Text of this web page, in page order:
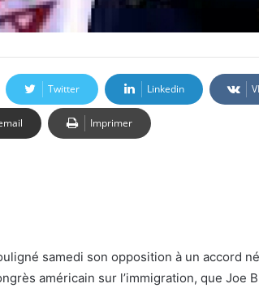
Twitter Linkedin
Imprimer
samedi son opposition à un accord
américain sur l’immigration, que Joe